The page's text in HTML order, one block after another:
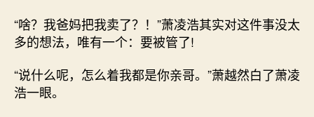
“啥？我爸妈把我卖了？！”萧凌浩其实对这件事没太
多的想法，唯有一个：要被管了!
“说什么呢，怎么着我都是你亲哥。”萧越然白了萧凌
浩一眼。